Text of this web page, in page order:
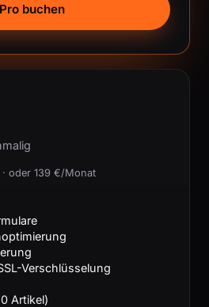
Pro buchen
oder 139 €/Monat
Verschlüsselung
Artikel)